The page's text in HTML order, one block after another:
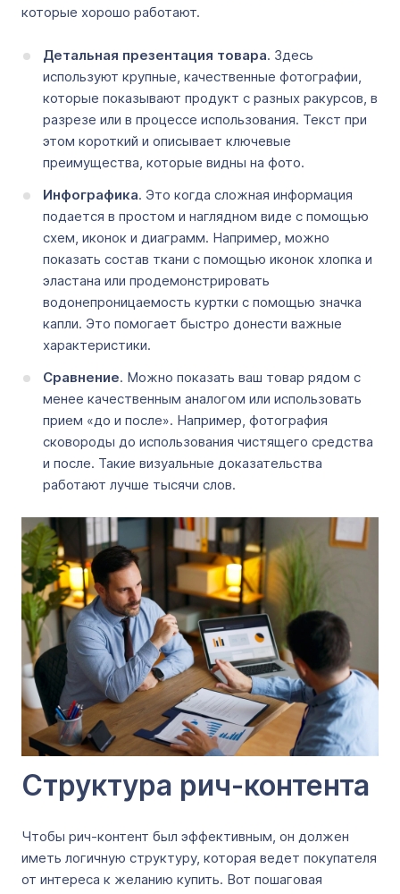
которые хорошо работают.
Детальная презентация товара. Здесь
используют крупные, качественные фотографии,
которые показывают продукт с разных ракурсов, в
разрезе или в процессе использования. Текст при
этом короткий и описывает ключевые
преимущества, которые видны на фото.
Инфографика. Это когда сложная информация
подается в простом и наглядном виде с помощью
схем, иконок и диаграмм. Например, можно
показать состав ткани с помощью иконок хлопка и
эластана или продемонстрировать
водонепроницаемость куртки с помощью значка
капли. Это помогает быстро донести важные
характеристики.
Сравнение. Можно показать ваш товар рядом с
менее качественным аналогом или использовать
прием «до и после». Например, фотография
сковороды до использования чистящего средства
и после. Такие визуальные доказательства
работают лучше тысячи слов.
Структура рич-контента
Чтобы рич-контент был эффективным, он должен
иметь логичную структуру, которая ведет покупателя
от интереса к желанию купить. Вот пошаговая